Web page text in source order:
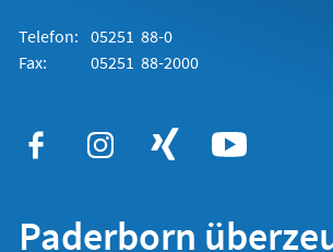
Telefon: 05251 88-0
Fax:
05251 88-2000
Paderborn